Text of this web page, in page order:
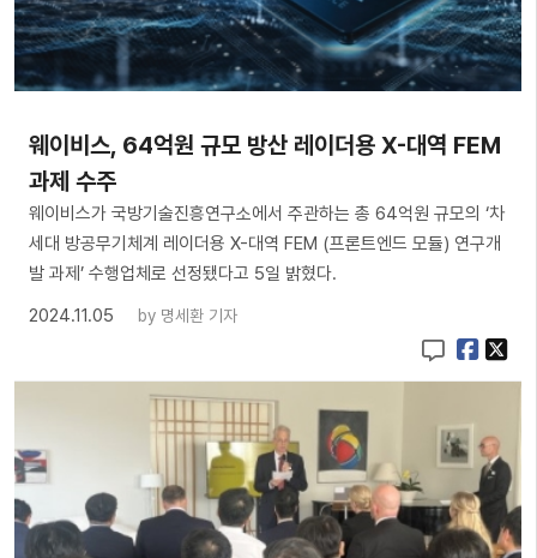
웨이비스, 64억원 규모 방산 레이더용 X-대역 FEM
과제 수주
웨이비스가 국방기술진흥연구소에서 주관하는 총 64억원 규모의 ‘차
세대 방공무기체계 레이더용 X-대역 FEM (프론트엔드 모듈) 연구개
발 과제’ 수행업체로 선정됐다고 5일 밝혔다.
2024.11.05
by 명세환 기자